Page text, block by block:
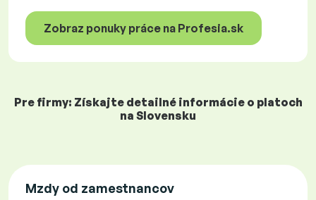
Zobraz ponuky práce na Profesia.sk
Pre firmy: Získajte detailné informácie o platoch
na Slovensku
Mzdy od zamestnancov